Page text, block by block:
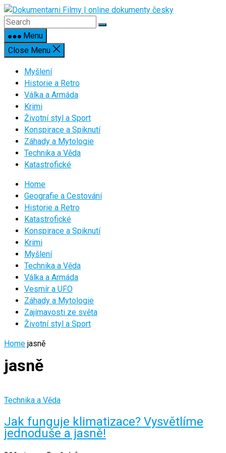
Skip
to
contentMenu
Close Menu
Myšlení
Historie a Retro
Válka a Armáda
Krimi
Životní styl a Sport
Konspirace a Spiknutí
Záhady a Mytologie
Technika a Věda
Katastrofické
Home
Geografie a Cestování
Historie a Retro
Katastrofické
Konspirace a Spiknutí
Krimi
Myšlení
Technika a Věda
Válka a Armáda
Vesmír a UFO
Záhady a Mytologie
Zajímavosti ze světa
Životní styl a Sport
Home jasně
jasně
Technika a Věda
Jak funguje klimatizace? Vysvětlíme
jednoduše a jasně!